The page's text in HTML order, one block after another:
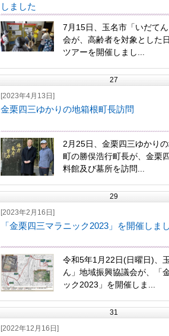
しました
7月15日、玉名市「いだて
会が、高齢者を対象とした
ツアーを開催しまし...
27
[2023年4月13日]
金栗四三ゆかりの地箱根町長訪問
2月25日、金栗四三ゆかり
町の勝俣浩行町長が、金栗
料館及び墓所を訪問...
29
[2023年2月16日]
「金栗四三マラニック2023」を開催しま
令和5年1月22日(日曜日)、
ん」地域振興協議会が、「
ック2023」を開催しま...
31
[2022年12月16日]